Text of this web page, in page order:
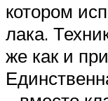
котором
лака.
же как и